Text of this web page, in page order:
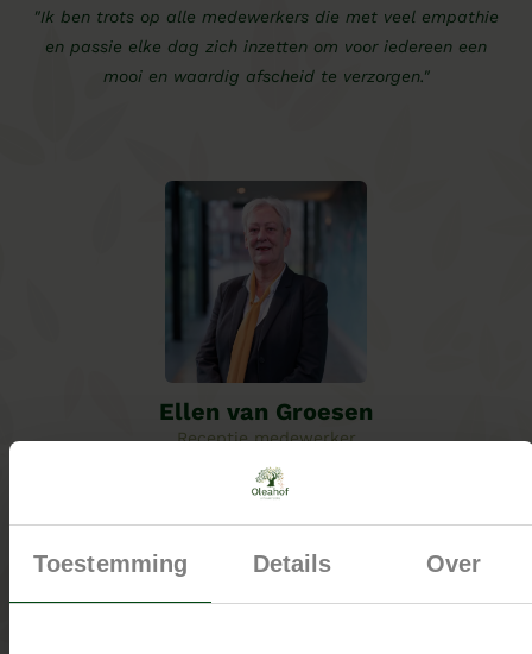
Toestemming Details Over
"Ik ben trots op alle medewerkers die met veel empathie
en passie elke dag zich inzetten om voor iedereen een
mooi en waardig afscheid te verzorgen."
Ellen van Groesen
Receptie medewerker
“Ik wil graag iets voor een ander betekenen.”